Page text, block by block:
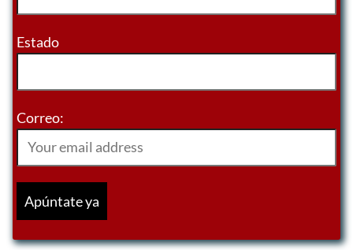
Estado
Correo: